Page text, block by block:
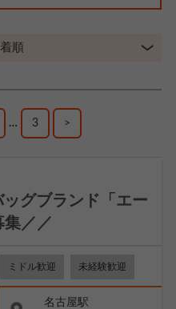
… 3 >
グブランド「エー
／／
ミドル歓迎 未経験歓迎
名古屋駅